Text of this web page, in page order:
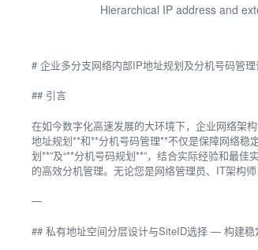
Hierarchical IP address and
# 企业多分支网络内部IP地址规划及分机号码管
## 引言
在如今数字化高速发展的大环境下，企业网络架
地址规划**和**分机号码管理**不仅是保障网络稳
划**”及“**分机号码规划**”，结合实际经验和最
的高效分机管理。无论您是网络管理员、IT架构
—
## 私有地址空间分层设计与SiteID选择 — 构建稳